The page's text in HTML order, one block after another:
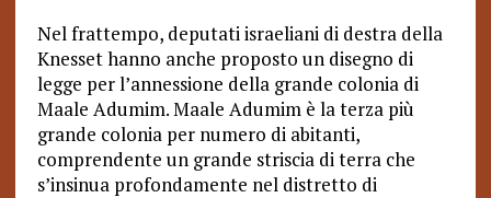
Nel frattempo, deputati israeliani di destra della
Knesset hanno anche proposto un disegno di
legge per l’annessione della grande colonia di
Maale Adumim. Maale Adumim è la terza più
grande colonia per numero di abitanti,
comprendente un grande striscia di terra che
s’insinua profondamente nel distretto di